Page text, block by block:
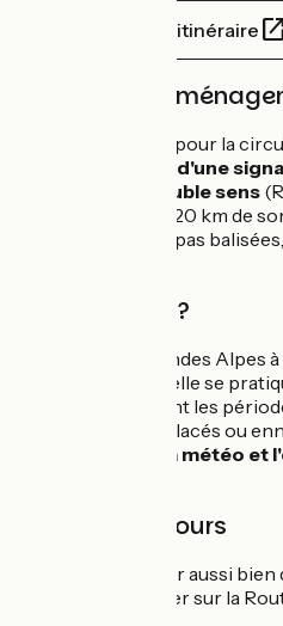
Site officiel de l’itinéraire open_in_new
Balisage et
Conçu avant tout pour la
d'une
touristique à double sens
tout au long des 720 km de
variantes ne sont pas balisées,
Quand partir ?
La Route des Grandes Alpes
haute montagne, elle se
en hiver et pendant les
peuvent être verglacés ou
renseigner sur la météo
Sens du parcours
Vous pouvez partir aussi
de Nice pour rouler sur la